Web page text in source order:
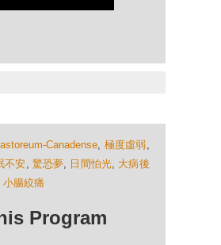
Canadense, 極度虛弱,
不安, 驚恐夢, 日間怕光, 大病後
小腸絞痛
Program